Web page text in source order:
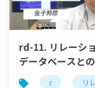
rd-11. リレーシ
データベースと
r リ